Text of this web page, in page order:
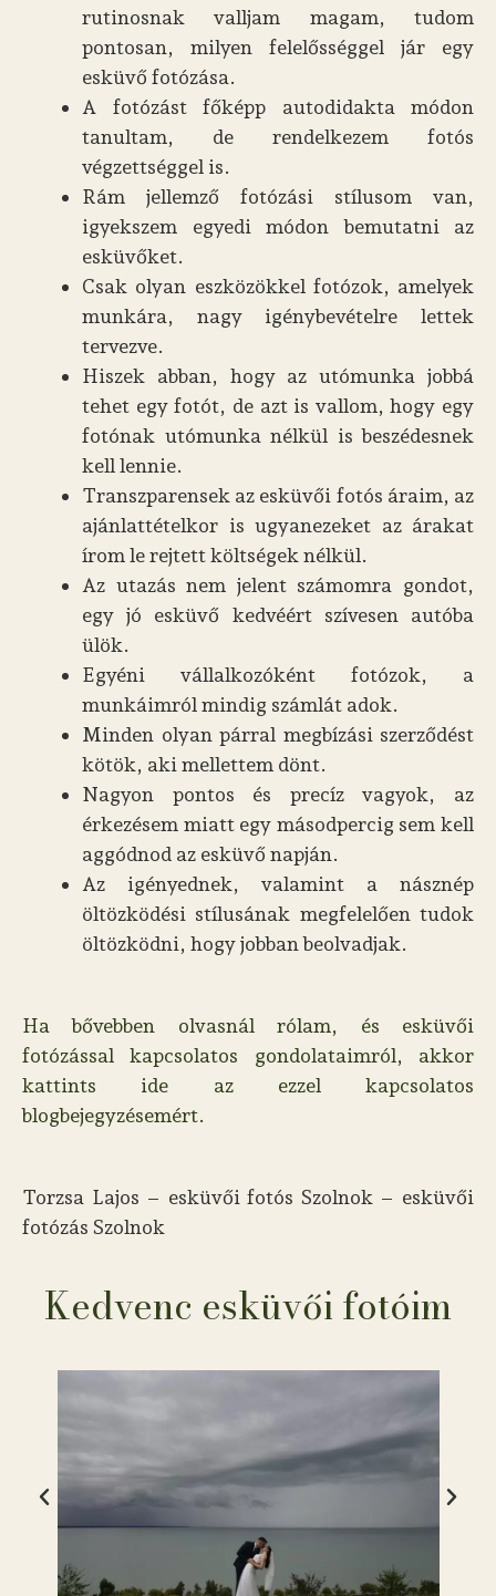
rutinosnak valljam magam, tudom
pontosan, milyen felelősséggel jár egy
esküvő fotózása.
A fotózást főképp autodidakta módon
tanultam, de rendelkezem fotós
végzettséggel is.
Rám jellemző fotózási stílusom van,
igyekszem egyedi módon bemutatni az
esküvőket.
Csak olyan eszközökkel fotózok, amelyek
munkára, nagy igénybevételre lettek
tervezve.
Hiszek abban, hogy az utómunka jobbá
tehet egy fotót, de azt is vallom, hogy egy
fotónak utómunka nélkül is beszédesnek
kell lennie.
Transzparensek az esküvői fotós áraim, az
ajánlattételkor is ugyanezeket az árakat
írom le rejtett költségek nélkül.
Az utazás nem jelent számomra gondot,
egy jó esküvő kedvéért szívesen autóba
ülök.
Egyéni vállalkozóként fotózok, a
munkáimról mindig számlát adok.
Minden olyan párral megbízási szerződést
kötök, aki mellettem dönt.
Nagyon pontos és precíz vagyok, az
érkezésem miatt egy másodpercig sem kell
aggódnod az esküvő napján.
Az igényednek, valamint a násznép
öltözködési stílusának megfelelően tudok
öltözködni, hogy jobban beolvadjak.
Ha bővebben olvasnál rólam, és esküvői
fotózással kapcsolatos gondolataimról, akkor
kattints ide az ezzel kapcsolatos
blogbejegyzésemért.
Torzsa Lajos – esküvői fotós Szolnok – esküvői
fotózás Szolnok
Kedvenc esküvői fotóim